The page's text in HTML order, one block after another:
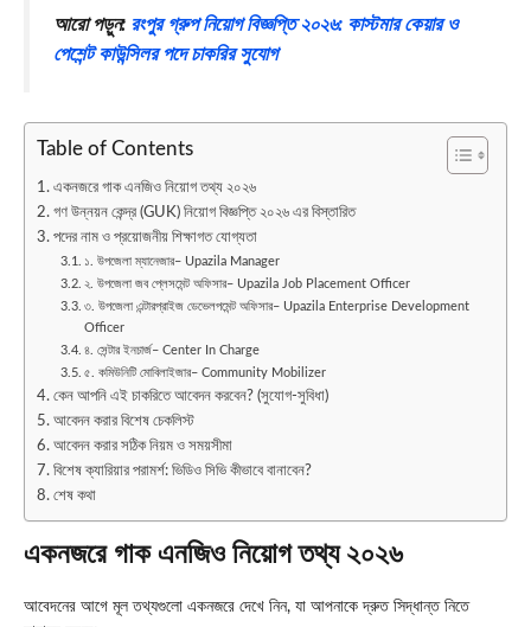
আরো পড়ুন: রংপুর গ্রুপ নিয়োগ বিজ্ঞপ্তি ২০২৬: কাস্টমার কেয়ার ও
পেশেন্ট কাউন্সিলর পদে চাকরির সুযোগ
Table of Contents
একনজরে গাক এনজিও নিয়োগ তথ্য ২০২৬
গণ উন্নয়ন কেন্দ্র (GUK) নিয়োগ বিজ্ঞপ্তি ২০২৬ এর বিস্তারিত
পদের নাম ও প্রয়োজনীয় শিক্ষাগত যোগ্যতা
১. উপজেলা ম্যানেজার– Upazila Manager
২. উপজেলা জব প্লেসমেন্ট অফিসার– Upazila Job Placement Officer
৩. উপজেলা এন্টারপ্রাইজ ডেভেলপমেন্ট অফিসার– Upazila Enterprise Development
Officer
৪. সেন্টার ইনচার্জ– Center In Charge
৫. কমিউনিটি মোবিলাইজার– Community Mobilizer
কেন আপনি এই চাকরিতে আবেদন করবেন? (সুযোগ-সুবিধা)
আবেদন করার বিশেষ চেকলিস্ট
আবেদন করার সঠিক নিয়ম ও সময়সীমা
বিশেষ ক্যারিয়ার পরামর্শ: ভিডিও সিভি কীভাবে বানাবেন?
শেষ কথা
একনজরে গাক এনজিও নিয়োগ তথ্য ২০২৬
আবেদনের আগে মূল তথ্যগুলো একনজরে দেখে নিন, যা আপনাকে দ্রুত সিদ্ধান্ত নিতে